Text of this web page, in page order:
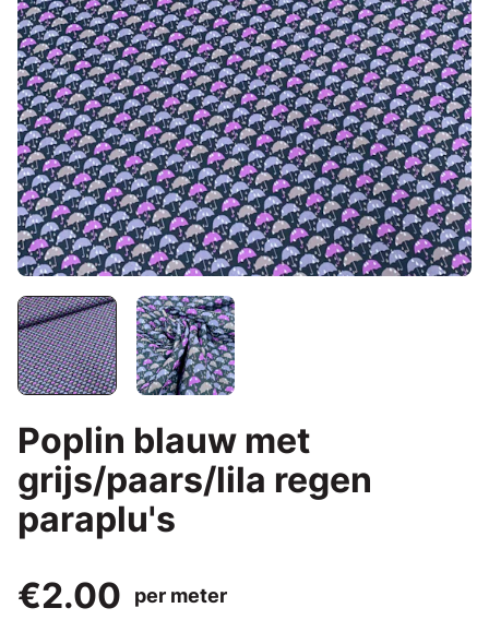
Poplin blauw met
grijs/paars/lila regen
paraplu's
€2.00
per meter